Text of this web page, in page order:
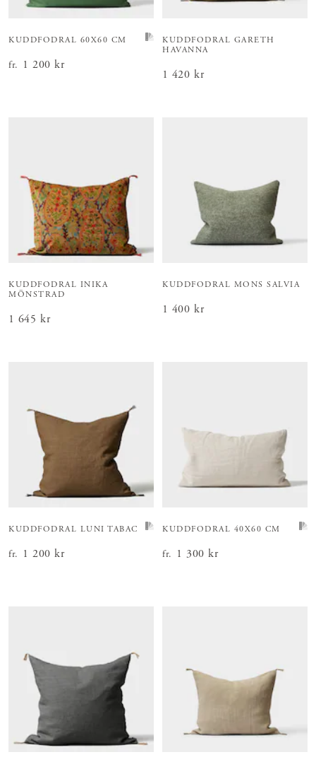
KUDDFODRAL 60X60 CM
fr. Pris:1 200 kr
1 200 kr
KUDDFODRAL GARETH
HAVANNA
Pris:1 420 kr
1 420 kr
KUDDFODRAL INIKA
MÖNSTRAD
Pris:1 645 kr
1 645 kr
KUDDFODRAL MONS SALVIA
Pris:1 400 kr
1 400 kr
KUDDFODRAL LUNI TABAC
fr. Pris:1 200 kr
1 200 kr
KUDDFODRAL 40X60 CM
fr. Pris:1 300 kr
1 300 kr